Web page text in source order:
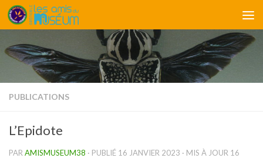
Skip to content
PUBLICATIONS
L’Epidote
PAR AMISMUSEUM38 · PUBLIÉ 16 JANVIER 2023 · MIS À JOUR 16